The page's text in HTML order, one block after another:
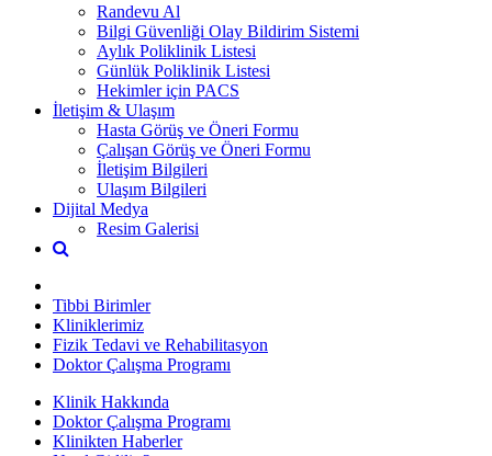
Randevu Al
Bilgi Güvenliği Olay Bildirim Sistemi
Aylık Poliklinik Listesi
Günlük Poliklinik Listesi
Hekimler için PACS
İletişim & Ulaşım
Hasta Görüş ve Öneri Formu
Çalışan Görüş ve Öneri Formu
İletişim Bilgileri
Ulaşım Bilgileri
Dijital Medya
Resim Galerisi
Tibbi Birimler
Kliniklerimiz
Fizik Tedavi ve Rehabilitasyon
Doktor Çalışma Programı
Klinik Hakkında
Doktor Çalışma Programı
Klinikten Haberler